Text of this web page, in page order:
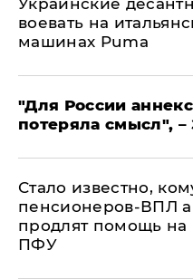
воевать на
машинах Puma
"Для России
потеряла смысл",
Стало известно,
пенсионеров-ВПЛ
продлят помощь на
ПФУ